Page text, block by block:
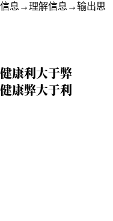
息→理解信息→输出思
康利大于弊
康弊大于利